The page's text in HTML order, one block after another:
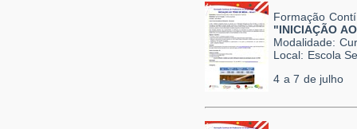
Formação
"INICIAÇÃO
Modalidade:
Local: Escola
4 a 7 de julho